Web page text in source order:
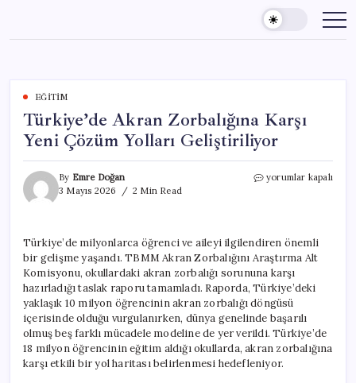
content
EĞITIM
Türkiye’de Akran Zorbalığına Karşı
Yeni Çözüm Yolları Geliştiriliyor
By Emre Doğan
3 Mayıs 2026
2 Min Read
Türkiye’de
Çözüm
Yolları
Geliştiriliyor
için
yorumlar kapalı
Türkiye’de milyonlarca öğrenci ve aileyi ilgilendiren önemli
bir gelişme yaşandı. TBMM Akran Zorbalığını Araştırma Alt
Komisyonu, okullardaki akran zorbalığı sorununa karşı
hazırladığı taslak raporu tamamladı. Raporda, Türkiye’deki
yaklaşık 10 milyon öğrencinin akran zorbalığı döngüsü
içerisinde olduğu vurgulanırken, dünya genelinde başarılı
olmuş beş farklı mücadele modeline de yer verildi. Türkiye’de
18 milyon öğrencinin eğitim aldığı okullarda, akran zorbalığına
karşı etkili bir yol haritası belirlenmesi hedefleniyor.